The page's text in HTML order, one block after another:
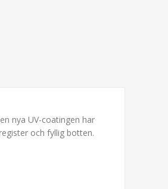
nya UV-coatingen har
och fyllig botten.